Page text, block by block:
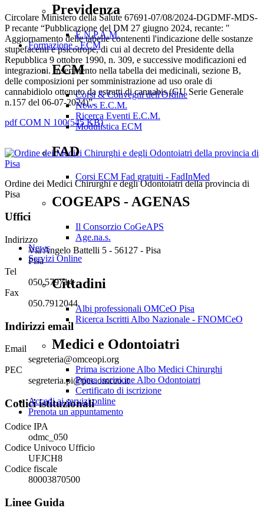
Previdenza
E.N.P.A.M.
Formazione - ECM
ECM
Corsi & Convegni dell'Ordine
News E.C.M.
Ricerca Eventi E.C.M.
Modulistica ECM
FAD
Corsi ECM Fad gratuiti - FadInMed
COGEAPS - AGENAS
Il Consorzio CoGeAPS
Age.na.s.
News
Servizi Online
Cittadini
Albi professionali OMCeO Pisa
Ricerca Iscritti Albo Nazionale - FNOMCeO
Medici e Odontoiatri
Prima iscrizione Albo Medici Chirurghi
Prima iscrizione Albo Odontoiatri
Certificato di iscrizione
Accedi ai servizi online
Prenota un appuntamento
Circolare Ministero della Salute 67691-07/08/2024-DGDMF-MDS-
P recante “Pubblicazione del DM 27 giugno 2024, recante: "
Aggiornamento delle tabelle contenenti l'indicazione delle sostanze
stupefacenti e psicotrope, di cui al decreto del Presidente della
Repubblica 9 ottobre 1990, n. 309, e successive modificazioni ed
integrazioni. Inserimento nella tabella dei medicinali, sezione B,
delle composizioni per somministrazione ad uso orale di
cannabidiolo ottenuto da estratti di cannabis (GU Serie Generale
n.157 del 06-07-2024)”.
pdfCOM N 100(545 KB)
Ordine dei Medici Chirurghi e degli Odontoiatri della provincia di
Pisa
Uffici
Indirizzo
Via Angelo Battelli 5 - 56127 - Pisa
Pisa
Tel
050.579714
Fax
050.7912044
Indirizzi email
Email
segreteria@omceopi.org
PEC
segreteria.pi@pec.omceo.it
Codici istituzionali
Codice IPA
odmc_050
Codice Univoco Ufficio
UFJCH8
Codice fiscale
80003870500
Linee Guida